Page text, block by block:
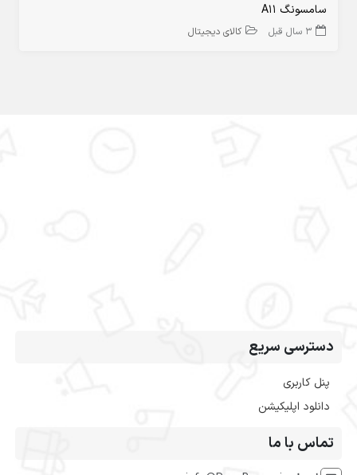
سامسونگ A11
3 سال قبل کالای دیجیتال
دسترسی سریع
پنل کاربری
دانلود اپلیکیشن
تماس با ما